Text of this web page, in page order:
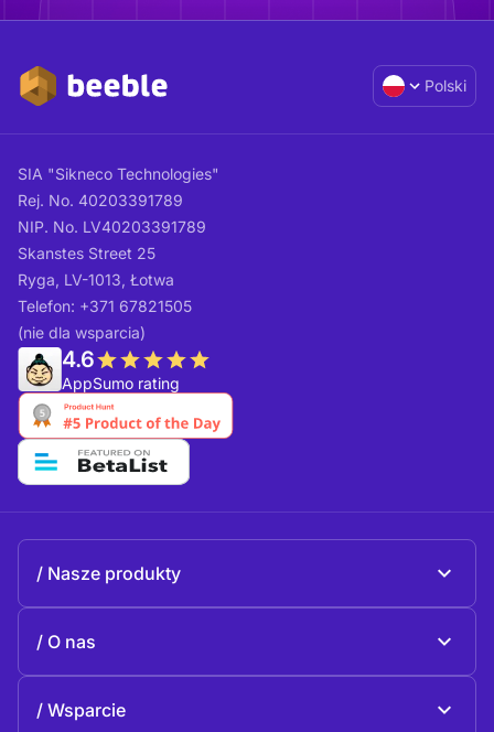
Polski
SIA "Sikneco Technologies"
Rej. No. 40203391789
NIP. No. LV40203391789
Skanstes Street 25
Ryga, LV-1013, Łotwa
Telefon: +371 67821505
(nie dla wsparcia)
4.6
AppSumo rating
Nasze produkty
O nas
Wsparcie